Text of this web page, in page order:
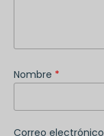
Nombre *
Correo electrónico